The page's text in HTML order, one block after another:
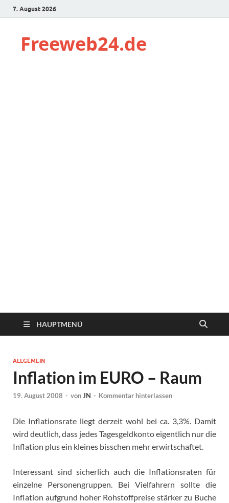
7. August 2026
Freeweb24.de
HAUPTMENÜ
ALLGEMEIN
Inflation im EURO – Raum
19. August 2008 - vonJN - Kommentar hinterlassen
Die Inflationsrate liegt derzeit wohl bei ca. 3,3%. Damit
wird deutlich, dass jedes Tagesgeldkonto eigentlich nur die
Inflation plus ein kleines bisschen mehr erwirtschaftet.
Interessant sind sicherlich auch die Inflationsraten für
einzelne Personengruppen. Bei Vielfahrern sollte die
Inflation aufgrund hoher Rohstoffpreise stärker zu Buche